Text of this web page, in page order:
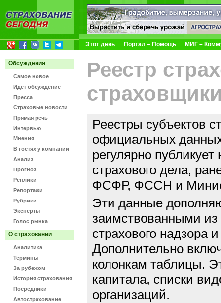
Этот день Портал – Помощь МИГ –
Обсуждения
Самое новое
Идет обсуждение
Пресса
Страховые новости
Прямая речь
Интервью
Мнения
В гостях у компании
Анализ
Прогноз
Реплики
Репортажи
Рубрики
Эксперты
Голос рынка
О страховании
Аналитика
Термины
За рубежом
История страхования
Посредники
Автострахование
Реестр
Реестры субъектов
официальных данных
регулярно
страхового дела,
ФСФР, ФССН и
Эти данные
заимствованными
страхового надзора
Дополнительно
колонкам таблицы.
капитала, списки
организаций.